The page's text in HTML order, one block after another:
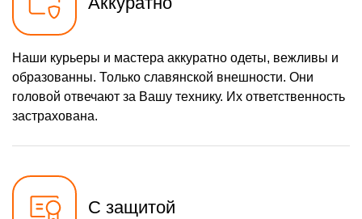
Наши курьеры и мастера аккуратно одеты, вежливы и
образованны. Только славянской внешности. Они
головой отвечают за Вашу технику. Их ответственность
застрахована.
С защитой